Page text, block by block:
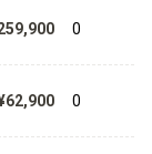
コレクション-
レクションvol.3 -
0
0